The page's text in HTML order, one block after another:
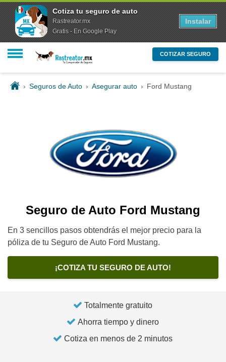
COTIZAR SEGURO
› Seguros de Auto › Asegurar auto › Ford Mustang
Seguro de Auto Ford Mustang
En 3 sencillos pasos obtendrás el mejor precio para la
póliza de tu Seguro de Auto Ford Mustang.
¡COTIZA TU SEGURO DE AUTO!
Totalmente gratuito
Ahorra tiempo y dinero
Cotiza en menos de 2 minutos
Cotiza tu seguro de auto
Rastreator.mx
Gratis - En Google Play
Instalar